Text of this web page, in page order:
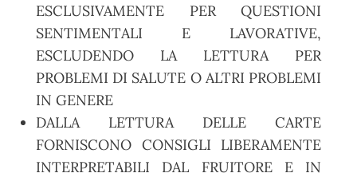
ESCLUSIVAMENTE PER QUESTIONI
SENTIMENTALI E LAVORATIVE,
ESCLUDENDO LA LETTURA PER
PROBLEMI DI SALUTE O ALTRI PROBLEMI
IN GENERE
DALLA LETTURA DELLE CARTE
FORNISCONO CONSIGLI LIBERAMENTE
INTERPRETABILI DAL FRUITORE E IN